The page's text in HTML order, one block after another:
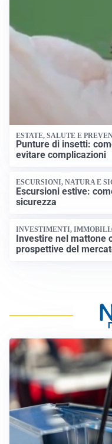
ESTATE, SALUTE E
Punture di insetti:
evitare complicazioni
ESCURSIONI, NATURA E
Escursioni estive:
sicurezza
INVESTIMENTI,
Investire nel mattone
prospettive del